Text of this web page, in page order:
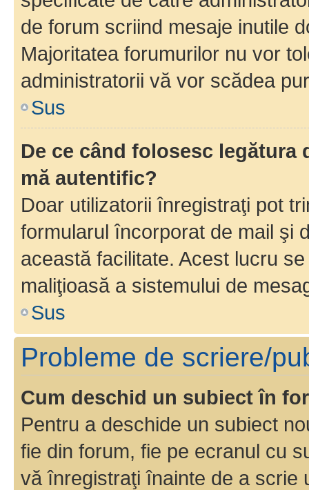
de forum scriind mesaje inutile
Majoritatea forumurilor nu vor
administratorii vă vor scădea
Sus
De ce când folosesc
mă autentific?
Doar utilizatorii înregistraţi pot
formularul încorporat de mail şi
această facilitate. Acest lucru
maliţioasă a sistemului de
Sus
Probleme de scriere/
Cum deschid un subiect în
Pentru a deschide un subiect
fie din forum, fie pe ecranul cu
vă înregistraţi înainte de a scrie